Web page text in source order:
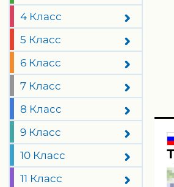
4 Класс
5 Класс
6 Класс
7 Класс
8 Класс
9 Класс
10 Класс
11 Класс